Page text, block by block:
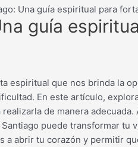
Una guía espiritual para
guía
espiritual que nos brinda la
En este artículo,
de manera adecuada.
puede transformar tu
abrir tu corazón y permitir